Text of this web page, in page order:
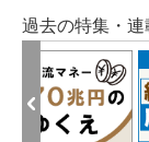
過去の特集・連